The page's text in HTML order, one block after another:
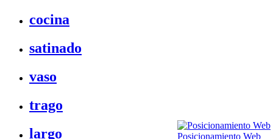
cocina
satinado
vaso
trago
largo
Posicionamiento Web